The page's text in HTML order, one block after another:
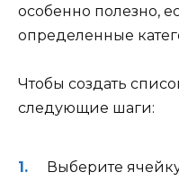
особенно полезно,
определенные
Чтобы создать
следующие шаги:
Выберите